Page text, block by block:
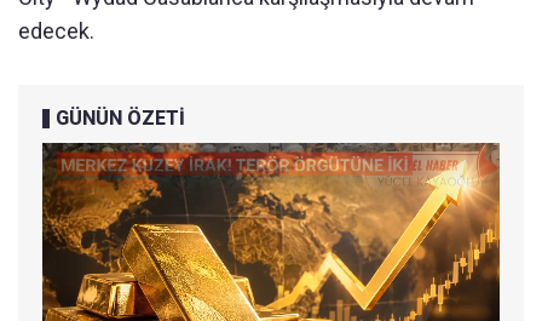
edecek.
GÜNÜN ÖZETİ